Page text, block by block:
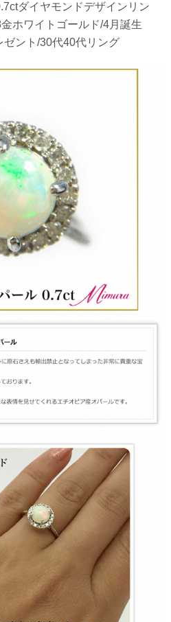
ダイヤモンドデザインリン
ホワイトゴールド/4月誕生
ント/30代40代リング